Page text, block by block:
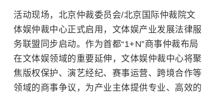
活动现场，北京仲裁委员会/北京国际仲裁院文
体娱仲裁中心正式启用，文体娱产业发展法律服
务联盟同步启动。作为首都“1+N”商事仲裁布局
在文体娱领域的重要延伸，文体娱仲裁中心将聚
焦版权保护、演艺经纪、赛事运营、跨境合作等
领域的商事争议，为产业主体提供专业、高效的